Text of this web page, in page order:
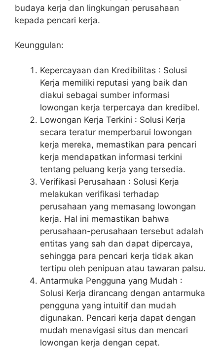
budaya kerja dan lingkungan perusahaan
kepada pencari kerja.
Keunggulan:
Kepercayaan dan Kredibilitas : Solusi
Kerja memiliki reputasi yang baik dan
diakui sebagai sumber informasi
lowongan kerja terpercaya dan kredibel.
Lowongan Kerja Terkini : Solusi Kerja
secara teratur memperbarui lowongan
kerja mereka, memastikan para pencari
kerja mendapatkan informasi terkini
tentang peluang kerja yang tersedia.
Verifikasi Perusahaan : Solusi Kerja
melakukan verifikasi terhadap
perusahaan yang memasang lowongan
kerja. Hal ini memastikan bahwa
perusahaan-perusahaan tersebut adalah
entitas yang sah dan dapat dipercaya,
sehingga para pencari kerja tidak akan
tertipu oleh penipuan atau tawaran palsu.
Antarmuka Pengguna yang Mudah :
Solusi Kerja dirancang dengan antarmuka
pengguna yang intuitif dan mudah
digunakan. Pencari kerja dapat dengan
mudah menavigasi situs dan mencari
lowongan kerja dengan cepat.